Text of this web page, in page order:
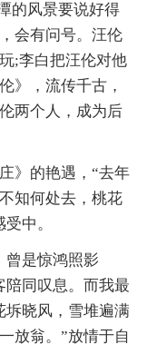
的风景要说好得
会有问号。汪伦
;李白把汪伦对他
》，流传千古，
两个人，成为后
》的艳遇，“去年
知何处去，桃花
中。
是惊鸿照影
陪同叹息。而我最
坼晓风，雪堆遍满
放翁。”放情于自